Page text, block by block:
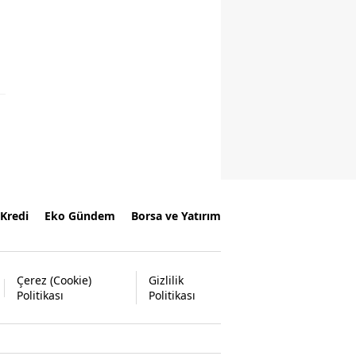
Kredi Eko Gündem Borsa ve Yatırım
Çerez (Cookie)
Politikası
Gizlilik
Politikası